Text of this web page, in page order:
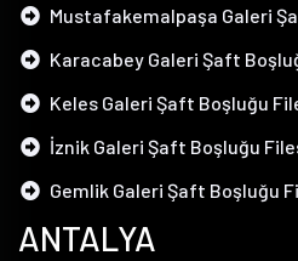
Mustafakemalpaşa Galeri
Karacabey Galeri Şaft
Keles Galeri Şaft Boşluğu
İznik Galeri Şaft Boşluğu
Gemlik Galeri Şaft Boşluğu
ANTALYA